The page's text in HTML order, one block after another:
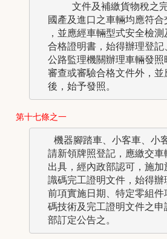
文件及補繳貨物稅之完
國產及進口之車輛均應符
，並應經車輛型式安全檢
合格證明書，始得辦理登記
公路監理機關辦理車輛發
審查或審驗合格文件外，
第十七條之一
機器腳踏車、小客車、小
請新領牌照登記，應繳交
出具，經內政部認可，施
識碼完工證明文件，始得辦
前項實施日期、特定零組
碼技術及完工證明文件之